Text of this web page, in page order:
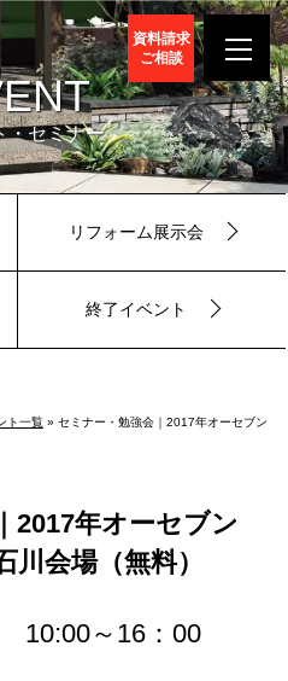
資料請求
ご相談
・セミナー
リフォーム展示会
終了イベント
ト一覧» セミナー・勉強会｜2017年オーセブン
2017年オーセブン
会場（無料）
10:00～16：00